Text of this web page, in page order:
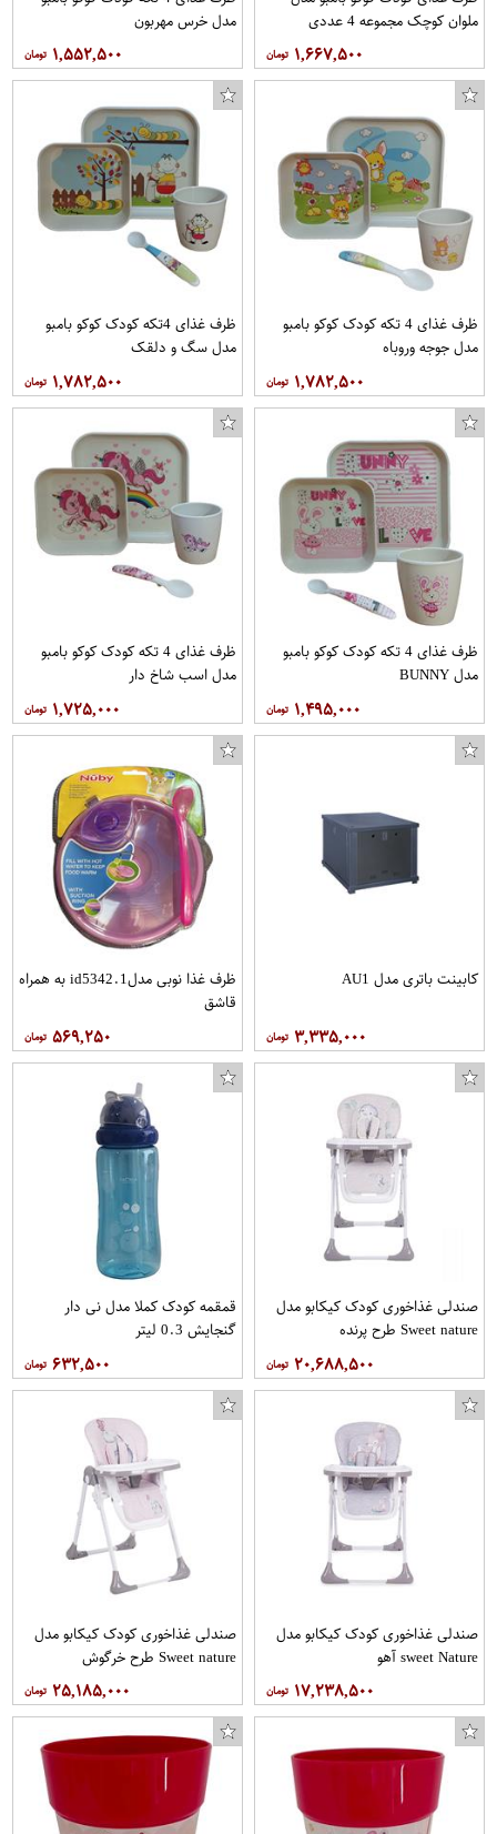
ملوان کوچک مجموعه 4 عددی
۱,۶۶۷,۵۰۰
مدل خرس مهربون
۱,۵۵۲,۵۰۰
ظرف غذای 4 تکه کودک کوکو بامبو
مدل جوجه وروباه
۱,۷۸۲,۵۰۰
ظرف غذای 4تکه کودک کوکو بامبو
مدل سگ و دلقک
۱,۷۸۲,۵۰۰
ظرف غذای 4 تکه کودک کوکو بامبو
مدل BUNNY
۱,۴۹۵,۰۰۰
ظرف غذای 4 تکه کودک کوکو بامبو
مدل اسب شاخ دار
۱,۷۲۵,۰۰۰
کابینت باتری مدل AU1
۳,۳۳۵,۰۰۰
ظرف غذا نوبی مدلid5342.1 به همراه
قاشق
۵۶۹,۲۵۰
صندلی غذاخوری کودک کیکابو مدل
Sweet nature طرح پرنده
۲۰,۶۸۸,۵۰۰
قمقمه کودک کملا مدل نی دار
گنجایش 0.3 لیتر
۶۳۲,۵۰۰
صندلی غذاخوری کودک کیکابو مدل
sweet Nature آهو
۱۷,۲۳۸,۵۰۰
صندلی غذاخوری کودک کیکابو مدل
Sweet nature طرح خرگوش
۲۵,۱۸۵,۰۰۰